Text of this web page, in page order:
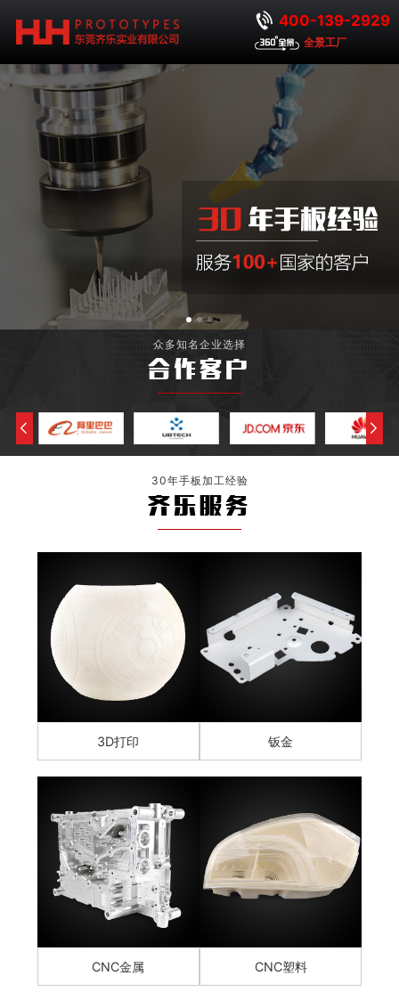
400-139-2929
全景工厂
众多知名企业选择
合作客户
30年手板加工经验
齐乐服务
3D打印 钣金
CNC金属 CNC塑料